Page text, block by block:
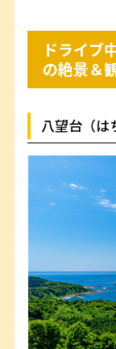
ドライブ
の絶景＆
八望台（は